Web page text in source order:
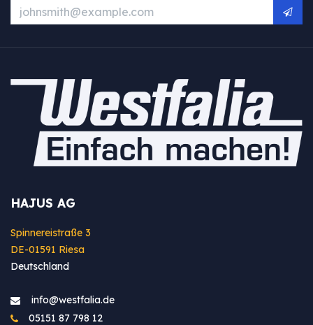
HAJUS AG
Spinnereistraße 3
DE-01591 Riesa
Deutschland
info@westfa​lia.de
05151 87 798 12